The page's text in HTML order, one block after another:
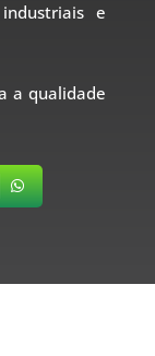
e
a qualidade